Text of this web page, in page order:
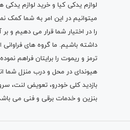
لوازم یدکی کیا و خرید لوازم یدکی
میتوانیم در این امر به شما کمک
را در اختیار شما قرار می دهیم و
داشته باشیم. ما گروه های
ترمز و ریموت را برایتان فراهم
هیوندای در محل و درب منزل شما
بازدید کلی خودرو، تعویض لنت،
بنزین و خدمات برقی و فنی می